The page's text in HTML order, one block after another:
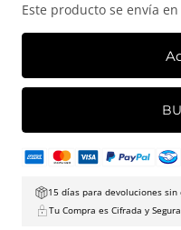
Este producto se envía en
15 días para devoluciones sin
Tu Compra es Cifrada y Segura